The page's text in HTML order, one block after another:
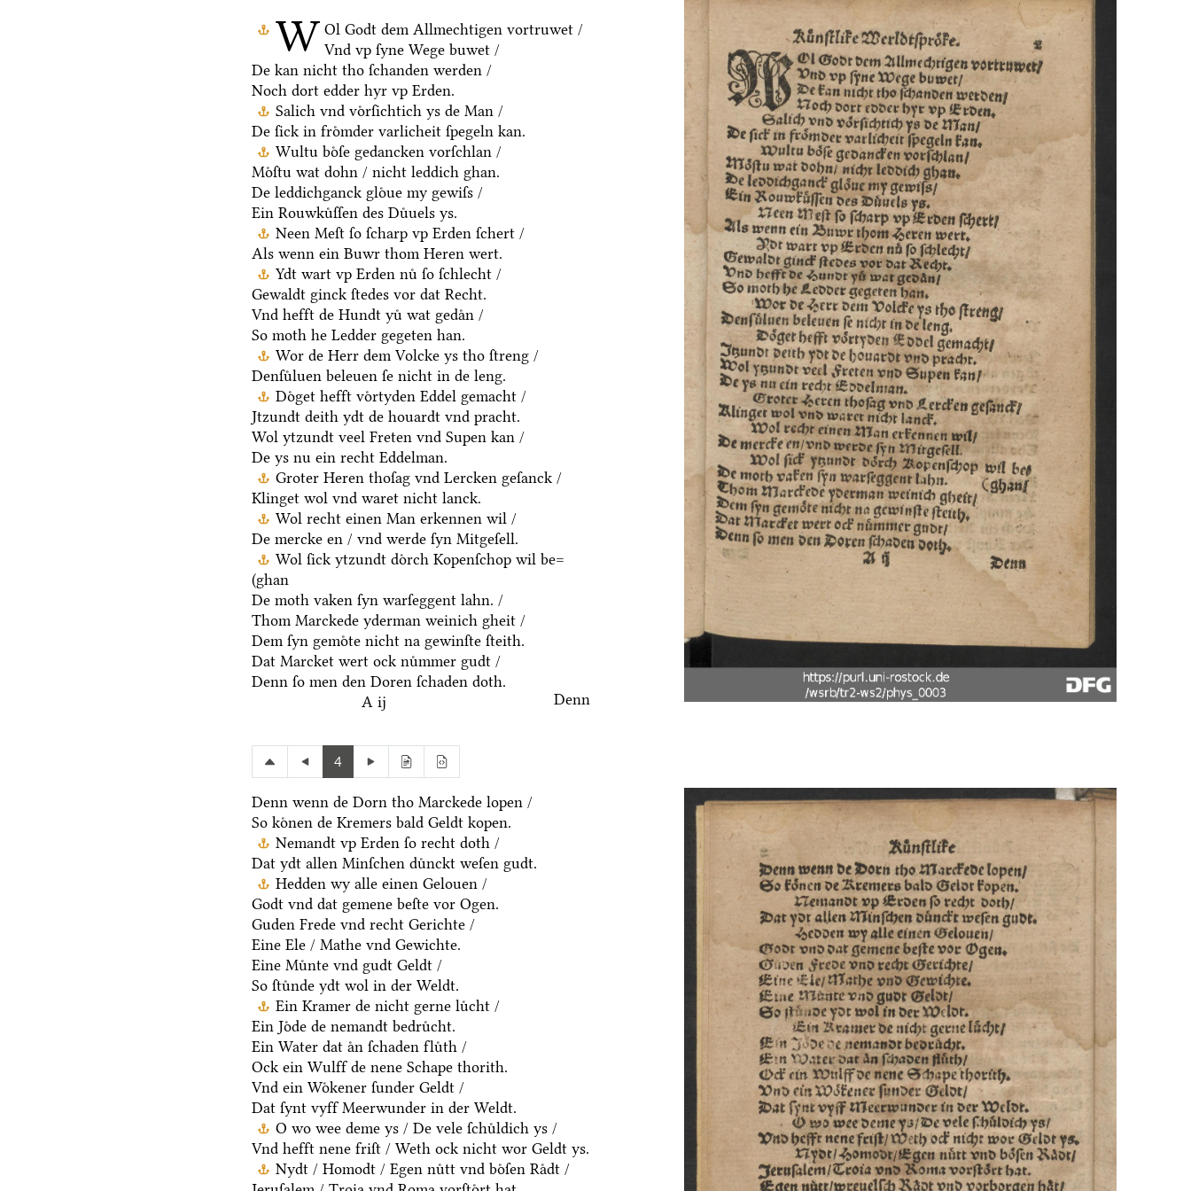
W Ol Godt dem Allmechtigen vortruwet /
Vnd vp ſyne Wege buwet /
De kan nicht tho ſchanden werden /
Noch dort edder hyr vp Erden.
Salich vnd voͤrſichtich ys de Man /
De ſick in froͤmder varlicheit ſpegeln kan.
Wultu boͤſe gedancken vorſchlan /
Moͤſtu wat dohn / nicht leddich ghan.
De leddichganck gloͤue my gewiſs /
Ein Rouwkuͤſſen des Duͤuels ys.
Neen Meſt ſo ſcharp vp Erden ſchert /
Als wenn ein Buwr thom Heren wert.
Ydt wart vp Erden nuͤ ſo ſchlecht /
Gewaldt ginck ſtedes vor dat Recht.
Vnd hefft de Hundt yuͤ wat gedaͤn /
So moth he Ledder gegeten han.
Wor de Herr dem Volcke ys tho ſtreng /
Denſuͤluen beleuen ſe nicht in de leng.
Doͤget hefft voͤrtyden Eddel gemacht /
Jtzundt deith ydt de houardt vnd pracht.
Wol ytzundt veel Freten vnd Supen kan /
De ys nu ein recht Eddelman.
Groter Heren thoſag vnd Lercken geſanck /
Klinget wol vnd waret nicht lanck.
Wol recht einen Man erkennen wil /
De mercke en / vnd werde ſyn Mitgeſell.
Wol ſick ytzundt doͤrch Kopenſchop wil be=
(ghan
De moth vaken ſyn warſeggent lahn. /
Thom Marckede yderman weinich gheit /
Dem ſyn gemoͤte nicht na gewinſte ſteith.
Dat Marcket wert ock nuͤmmer gudt /
Denn ſo men den Doren ſchaden doth.
A ij
Denn
4
Denn wenn de Dorn tho Marckede lopen /
So koͤnen de Kremers bald Geldt kopen.
Nemandt vp Erden ſo recht doth /
Dat ydt allen Minſchen duͤnckt weſen gudt.
Hedden wy alle einen Gelouen /
Godt vnd dat gemene beſte vor Ogen.
Guden Frede vnd recht Gerichte /
Eine Ele / Mathe vnd Gewichte.
Eine Muͤnte vnd gudt Geldt /
So ſtuͤnde ydt wol in der Weldt.
Ein Kramer de nicht gerne luͤcht /
Ein Joͤde de nemandt bedruͤcht.
Ein Water dat aͤn ſchaden fluͤth /
Ock ein Wulff de nene Schape thorith.
Vnd ein Woͤkener ſunder Geldt /
Dat ſynt vyff Meerwunder in der Weldt.
O wo wee deme ys / De vele ſchuͤldich ys /
Vnd hefft nene friſt / Weth ock nicht wor Geldt ys.
Nydt / Homodt / Egen nuͤtt vnd boͤſen Raͤdt /